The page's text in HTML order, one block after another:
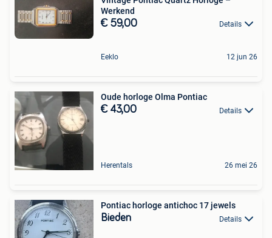
Werkend
€ 59,00 Details
Eeklo 12 jun 26
Oude horloge Olma Pontiac
€ 43,00 Details
Herentals 26 mei 26
Pontiac horloge antichoc 17 jewels
Bieden Details